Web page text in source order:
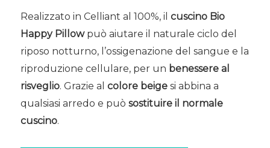
Realizzato in Celliant al 100%, il cuscino Bio
Happy Pillowpuò aiutare il naturale ciclo del
riposo notturno, l’ossigenazione del sangue e la
riproduzione cellulare, per un benessere al
risveglio. Grazie al colore beigesi abbina a
qualsiasi arredo e può sostituire il normale
cuscino.